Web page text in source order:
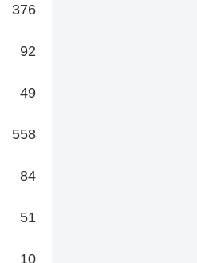
376
92
49
558
84
51
10